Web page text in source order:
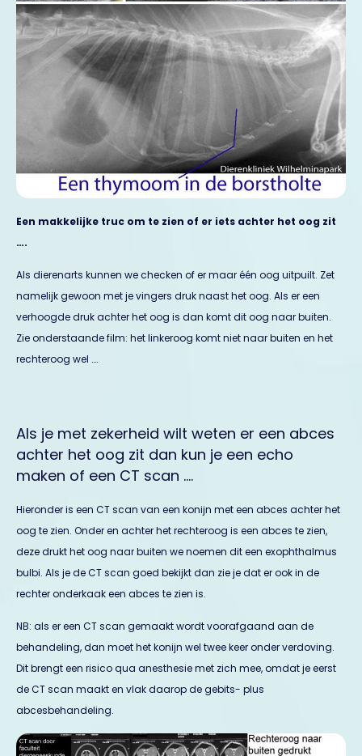
Een makkelijke truc om te zien of er iets achter het oog zit
….
Als dierenarts kunnen we checken of er maar één oog uitpuilt. Zet
namelijk gewoon met je vingers druk naast het oog. Als er een
verhoogde druk achter het oog is dan komt dit oog naar buiten.
Zie onderstaande film: het linkeroog komt niet naar buiten en het
rechteroog wel ….
Als je met zekerheid wilt weten er een abces
achter het oog zit dan kun je een echo
maken of een CT scan ….
Hieronder is een CT scan van een konijn met een abces achter het
oog te zien. Onder en achter het rechteroog is een abces te zien,
deze drukt het oog naar buiten we noemen dit een exophthalmus
bulbi. Als je de CT scan goed bekijkt dan zie je dat er ook in de
rechter onderkaak een abces te zien is.
NB: als er een CT scan gemaakt wordt voorafgaand aan de
behandeling, dan moet het konijn wel twee keer onder verdoving.
Dit brengt een risico qua anesthesie met zich mee, omdat je eerst
de CT scan maakt en vlak daarop de gebits- plus
abcesbehandeling.